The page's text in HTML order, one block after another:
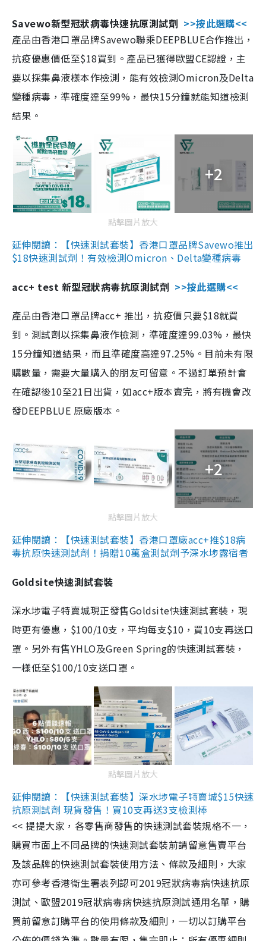
Savewo新型冠狀病毒快速抗原測試劑 >>按此選購<<
產品由香港口罩品牌Savewo聯乘DEEPBLUE合作推出，
抗疫優惠價低至$18買到。產品已獲得歐盟CE認證，主
要以採集鼻液樣本作檢測，能有效檢測Omicron及Delta
變種病毒，準確度達至99%，最快15分鐘就能知道檢測
結果。
+2
點擊圖片放大
延伸閱讀：【快速測試套裝】香港口罩品牌Savewo推出
$18快速測試劑！有效檢測Omicron、Delta變種病毒
acc+ test 新型冠狀病毒抗原測試劑 >>按此選購<<
產品由香港口罩品牌acc+ 推出，抗疫價只要$18就買
到。測試劑以採集鼻液作檢測，準確度達99.03%，最快
15分鐘知道結果，而且準確度高達97.25%。目前未有限
購數量，需要大量購入的朋友可留意。不過訂單預計會
在確認後10至21日出貨，如acc+版本賣完，將有機會改
發DEEPBLUE 原廠版本。
+2
點擊圖片放大
延伸閱讀：【快速測試套裝】香港口罩廠acc+推$18病
毒抗原快速測試劑！捐贈10萬盒測試劑予深水埗露宿者
Goldsite快速測試套裝
深水埗電子特賣城現正發售Goldsite快速測試套裝，現
時更有優惠，$100/10支，平均每支$10，買10支再送口
罩。另外有售YHLO及Green Spring的快速測試套裝，
一樣低至$100/10支送口罩。
點擊圖片放大
延伸閱讀：【快速測試套裝】深水埗電子特賣城$15快速
抗原測試劑 現貨發售！買10支再送3支檢測棒
<< 提提大家，各零售商發售的快速測試套裝規格不一，
購買市面上不同品牌的快速測試套裝前請留意售賣平台
及該品牌的快速測試套裝使用方法、條款及細則，大家
亦可參考香港衞生署表列認可2019冠狀病毒病快速抗原
測試、歐盟2019冠狀病毒病快速抗原測試通用名單，購
買前留意訂購平台的使用條款及細則，一切以訂購平台